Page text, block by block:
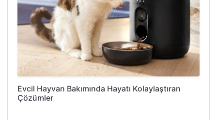
Evcil Hayvan Bakımında Hayatı Kolaylaştıran
Çözümler